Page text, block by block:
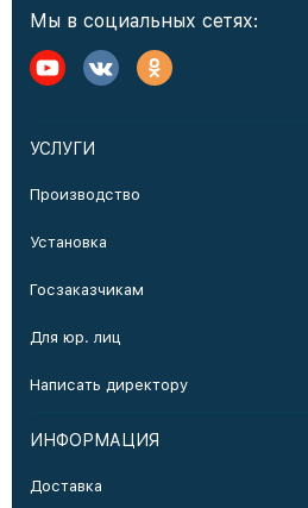
Мы в социальных сетях:
УСЛУГИ
Производство
Установка
Госзаказчикам
Для юр. лиц
Написать директору
ИНФОРМАЦИЯ
Доставка